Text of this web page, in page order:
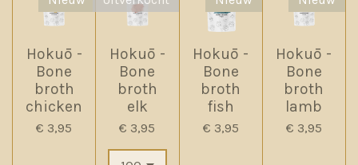
Hokuō -
Bone
broth
chicken
€ 3,95
Hokuō -
Bone
broth
elk
€ 3,95
Hokuō -
Bone
broth
fish
€ 3,95
Hokuō -
Bone
broth
lamb
€ 3,95